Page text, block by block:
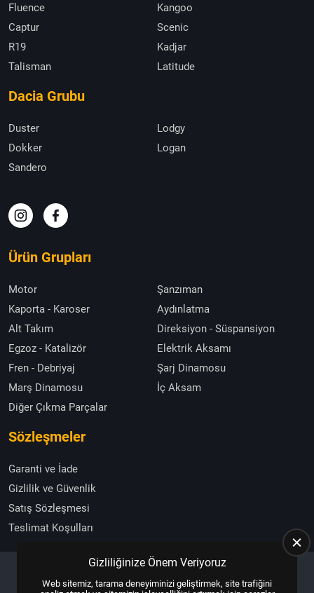
Fluence
Kangoo
Captur
Scenic
R19
Kadjar
Talisman
Latitude
Dacia Grubu
Duster
Lodgy
Dokker
Logan
Sandero
Ürün Grupları
Motor
Şanzıman
Kaporta - Karoser
Aydınlatma
Alt Takım
Direksiyon - Süspansiyon
Egzoz - Katalizör
Elektrik Aksamı
Fren - Debriyaj
Şarj Dinamosu
Marş Dinamosu
İç Aksam
Diğer Çıkma Parçalar
Sözleşmeler
Garanti ve İade
Gizlilik ve Güvenlik
Satış Sözleşmesi
Teslimat Koşulları
Copyright © 2025, All Right ReservedUS YAZILIM
Gizliliğinize Önem Veriyoruz
Web sitemiz, tarama deneyiminizi geliştirmek, site trafiğini